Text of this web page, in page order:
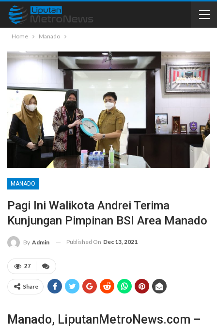
Home Manado
MANADO
Pagi Ini Walikota Andrei Terima
Kunjungan Pimpinan BSI Area Manado
By Admin Published On Dec 13, 2021
27
Share
Manado, LiputanMetroNews.com –